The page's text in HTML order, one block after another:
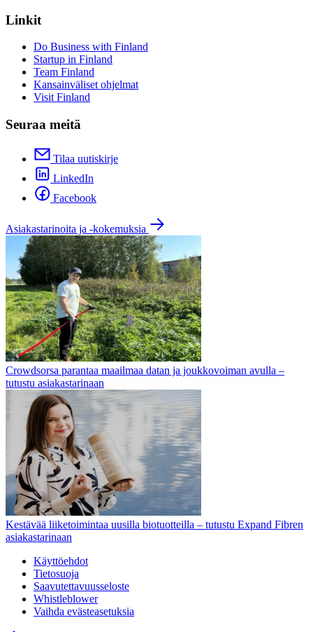
Linkit
Do Business with Finland
Startup in Finland
Team Finland
Kansainväliset ohjelmat
Visit Finland
Seuraa meitä
Tilaa uutiskirje
LinkedIn
Facebook
Asiakastarinoita ja -kokemuksia
Crowdsorsa parantaa maailmaa datan ja joukkovoiman avulla –
tutustu asiakastarinaan
Kestävää liiketoimintaa uusilla biotuotteilla – tutustu Expand Fibren
asiakastarinaan
Käyttöehdot
Tietosuoja
Saavutettavuusseloste
Whistleblower
Vaihda evästeasetuksia